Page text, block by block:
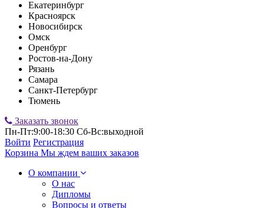
Екатеринбург
Красноярск
Новосибирск
Омск
Оренбург
Ростов-на-Дону
Рязань
Самара
Санкт-Петербург
Тюмень
Заказать звонок
Пн-Пт:9:00-18:30 Сб-Вс:выходной
Войти Регистрация
Корзина Мы ждем ваших заказов
О компании
О нас
Дипломы
Вопросы и ответы